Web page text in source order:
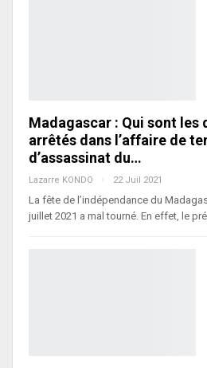
Madagascar : Qui sont les
arrêtés dans l’affaire de
d’assassinat du…
Lazarre KONDO 22 Juil 2021
La fête de l’indépendance du
juillet 2021 a mal tourné. En effet, le